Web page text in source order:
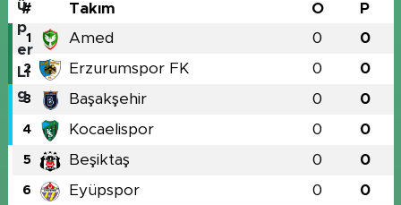
# Takım O P
1 Amed 0 0
2 Erzurumspor FK 0 0
3 Başakşehir 0 0
4 Kocaelispor 0 0
5 Beşiktaş 0 0
6 Eyüpspor 0 0